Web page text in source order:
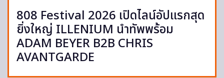
808 Festival 2026 เปิดไลน์อัปแรกสุด
ยิ่งใหญ่ ILLENIUM นำทัพพร้อม
ADAM BEYER B2B CHRIS
AVANTGARDE